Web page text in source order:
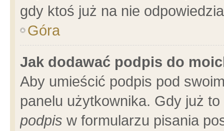
gdy ktoś już na nie
Góra
Jak dodawać podpis do
Aby umieścić podpis pod
panelu użytkownika. Gdy już
podpis w formularzu pisania